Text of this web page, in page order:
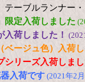
テーブルランナー
限定入荷しました
荷しました！
ベージュ色）入荷
シリーズ入荷しま
入荷です (2021年2